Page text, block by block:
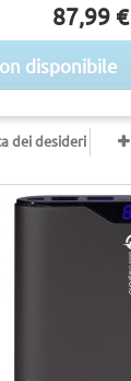
87,99 €
disponibile
dei desideri